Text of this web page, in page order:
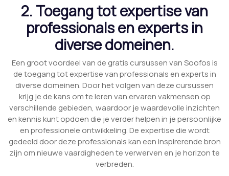
2. Toegang tot expertise van
professionals en experts in
diverse domeinen.
Een groot voordeel van de gratis cursussen van Soofos is
de toegang tot expertise van professionals en experts in
diverse domeinen. Door het volgen van deze cursussen
krijg je de kans om te leren van ervaren vakmensen op
verschillende gebieden, waardoor je waardevolle inzichten
en kennis kunt opdoen die je verder helpen in je persoonlijke
en professionele ontwikkeling. De expertise die wordt
gedeeld door deze professionals kan een inspirerende bron
zijn om nieuwe vaardigheden te verwerven en je horizon te
verbreden.